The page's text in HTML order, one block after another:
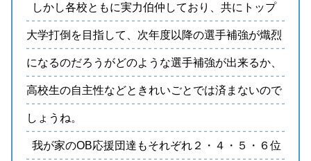
しかし各校ともに実力伯仲しており、共にトップ
大学打倒を目指して、次年度以降の選手補強が熾烈
になるのだろうがどのような選手補強が出来るか、
高校生の自主性などときれいごとでは済まないので
しょうね。
我が家のOB応援団達もそれぞれ２・４・５・６位